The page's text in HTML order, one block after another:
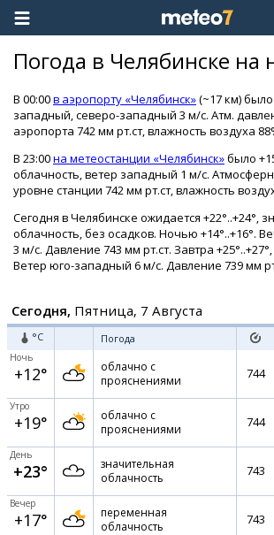
Погода в Челябинске на
В 00:00в аэропорту «Челябинск»(~17 км) было
западный, северо-западный 3 м/с. Атм.
аэропорта 742 мм рт.ст, влажность воздуха
В 23:00на метеостанции «Челябинск»было
облачность, ветер западный 1 м/с.
уровне станции 742 мм рт.ст, влажность
Сегодня в Челябинске ожидается +22°..+24°,
облачность, без осадков. Ночью +14°..+16°.
3 м/с. Давление 743 мм рт.ст. Завтра
Ветер юго-западный 6 м/с. Давление 739 мм
Сегодня, Пятница, 7 Августа
°C Погода
Ночь
+12°
облачно с
прояснениями
744
Утро
+19°
облачно с
прояснениями
744
День
+23°
значительная
облачность
743
Вечер
+17°
переменная
облачность
743